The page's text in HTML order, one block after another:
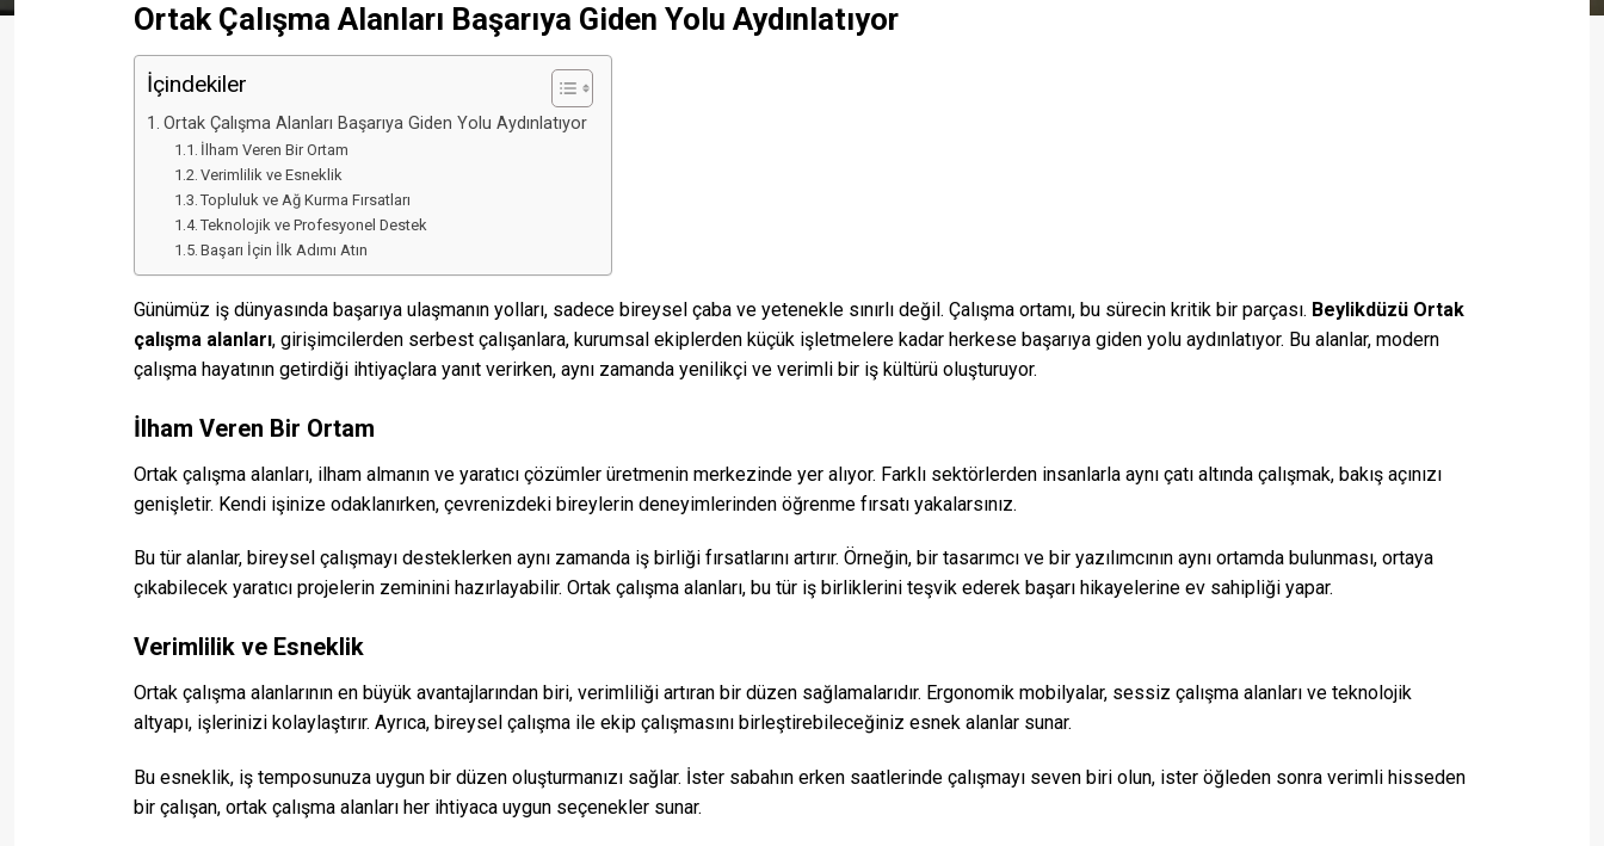
Ortak Çalışma Alanları Başarıya Giden Yolu Aydınlatıyor
İçindekiler
Ortak Çalışma Alanları Başarıya Giden Yolu Aydınlatıyor
İlham Veren Bir Ortam
Verimlilik ve Esneklik
Topluluk ve Ağ Kurma Fırsatları
Teknolojik ve Profesyonel Destek
Başarı İçin İlk Adımı Atın
Günümüz iş dünyasında başarıya ulaşmanın yolları, sadece bireysel çaba ve yetenekle sınırlı değil. Çalışma ortamı, bu sürecin kritik bir parçası. Beylikdüzü Ortak
çalışma alanları, girişimcilerden serbest çalışanlara, kurumsal ekiplerden küçük işletmelere kadar herkese başarıya giden yolu aydınlatıyor. Bu alanlar, modern
çalışma hayatının getirdiği ihtiyaçlara yanıt verirken, aynı zamanda yenilikçi ve verimli bir iş kültürü oluşturuyor.
İlham Veren Bir Ortam
Ortak çalışma alanları, ilham almanın ve yaratıcı çözümler üretmenin merkezinde yer alıyor. Farklı sektörlerden insanlarla aynı çatı altında çalışmak, bakış açınızı
genişletir. Kendi işinize odaklanırken, çevrenizdeki bireylerin deneyimlerinden öğrenme fırsatı yakalarsınız.
Bu tür alanlar, bireysel çalışmayı desteklerken aynı zamanda iş birliği fırsatlarını artırır. Örneğin, bir tasarımcı ve bir yazılımcının aynı ortamda bulunması, ortaya
çıkabilecek yaratıcı projelerin zeminini hazırlayabilir. Ortak çalışma alanları, bu tür iş birliklerini teşvik ederek başarı hikayelerine ev sahipliği yapar.
Verimlilik ve Esneklik
Ortak çalışma alanlarının en büyük avantajlarından biri, verimliliği artıran bir düzen sağlamalarıdır. Ergonomik mobilyalar, sessiz çalışma alanları ve teknolojik
altyapı, işlerinizi kolaylaştırır. Ayrıca, bireysel çalışma ile ekip çalışmasını birleştirebileceğiniz esnek alanlar sunar.
Bu esneklik, iş temposunuza uygun bir düzen oluşturmanızı sağlar. İster sabahın erken saatlerinde çalışmayı seven biri olun, ister öğleden sonra verimli hisseden
bir çalışan, ortak çalışma alanları her ihtiyaca uygun seçenekler sunar.